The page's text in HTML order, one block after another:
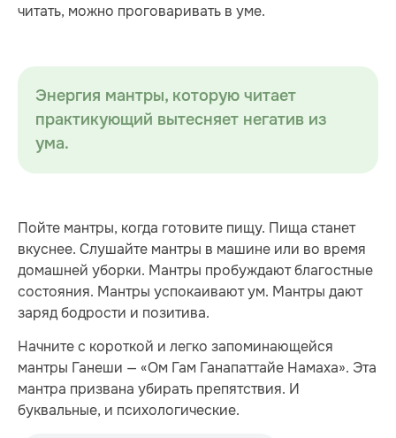
читать, можно проговаривать в уме.
Энергия мантры, которую читает
практикующий вытесняет негатив из
ума.
Пойте мантры, когда готовите пищу. Пища станет
вкуснее. Слушайте мантры в машине или во время
домашней уборки. Мантры пробуждают благостные
состояния. Мантры успокаивают ум. Мантры дают
заряд бодрости и позитива.
Начните с короткой и легко запоминающейся
мантры Ганеши — «Ом Гам Ганапаттайе Намаха». Эта
мантра призвана убирать препятствия. И
буквальные, и психологические.